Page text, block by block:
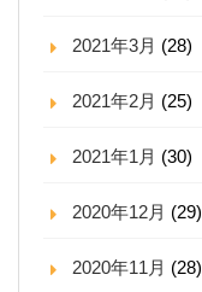
2021年3月 (28)
2021年2月 (25)
2021年1月 (30)
2020年12月 (29)
2020年11月 (28)